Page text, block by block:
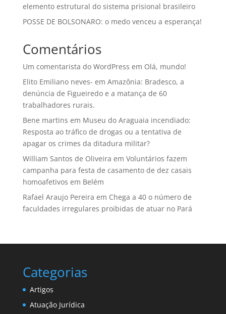
elemento estrutural do sistema prisional brasileiro
POSSE DE BOLSONARO: o medo venceu a esperança!
Comentários
Um comentarista do WordPress em Olá, mundo!
Elito Emiliano neves- em Amazônia: Bradesco, a
denúncia de Figueiredo e a matança de 60
trabalhadores rurais.
Bene martins em Museu do Araguaia incendiado:
Resposta ao tráfico de drogas ou a tentativa de
apagar os crimes da ditadura militar?
William Santos de Oliveira em Voluntários fazem
campanha para festa de casamento de dez casais
homoafetivos em Belém
Rafael Araujo Pereira em Chega a 40 o número de
faculdades irregulares proibidas de atuar no Pará
Categorias
Artigos
Atuação Jurídica